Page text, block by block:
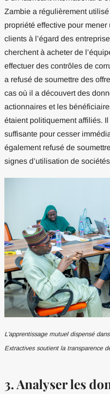
Zambie a régulièrement
propriété effective pour
clients à l’égard des
cherchent à acheter de
effectuer des contrôles de
a refusé de soumettre des
cas où il a découvert des
actionnaires et les
étaient politiquement affiliés. Il
suffisante pour cesser
également refusé de
signes d’utilisation de
L'apprentissage mutuel dispensé
Extractives soutient la transparence
3. Analyser les